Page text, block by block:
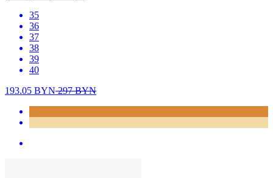
35
36
37
38
39
40
193.05 BYN297BYN